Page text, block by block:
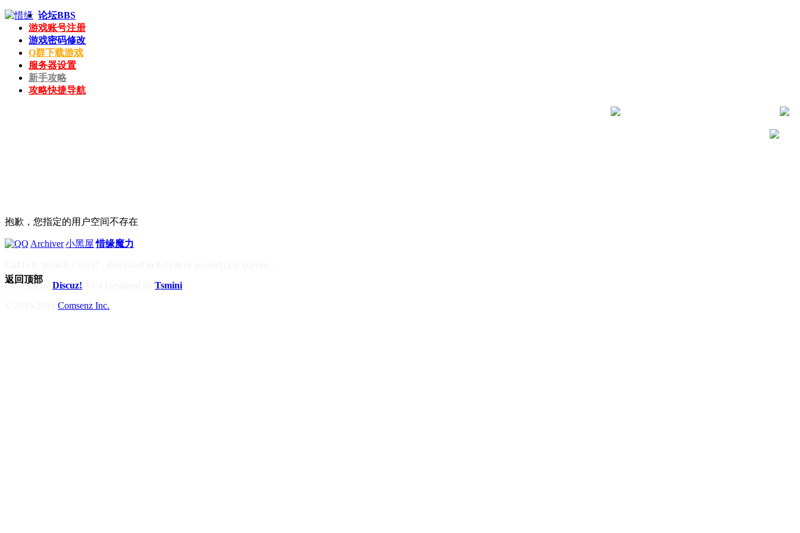
论坛BBS
游戏账号注册
游戏密码修改
Q群下载游戏
服务器设置
新手攻略
攻略快捷导航
抱歉，您指定的用户空间不存在
Archiver|小黑屋|惜缘魔力
Powered by Discuz!
Tsmini
Comsenz Inc.
返回顶部